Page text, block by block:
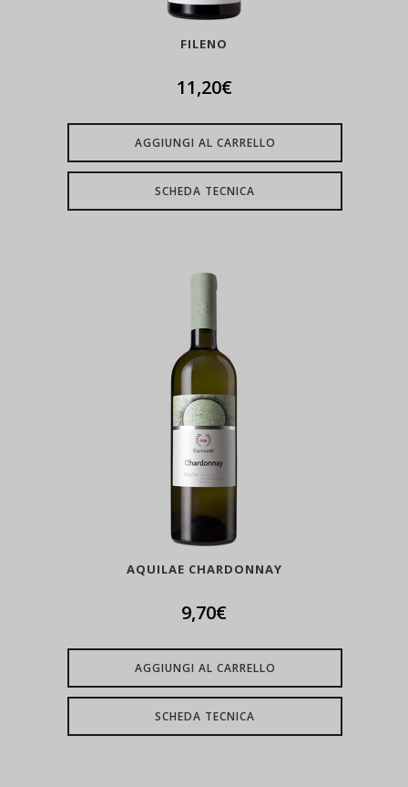
FILENO
11,20€
AGGIUNGI AL CARRELLO
SCHEDA TECNICA
AQUILAE CHARDONNAY
9,70€
AGGIUNGI AL CARRELLO
SCHEDA TECNICA